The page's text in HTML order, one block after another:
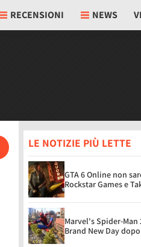
RECENSIONI NEWS
LE NOTIZIE PIÙ LETTE
GTA 6 Online non
Rockstar Games e
Marvel's Spider-
Brand New Day